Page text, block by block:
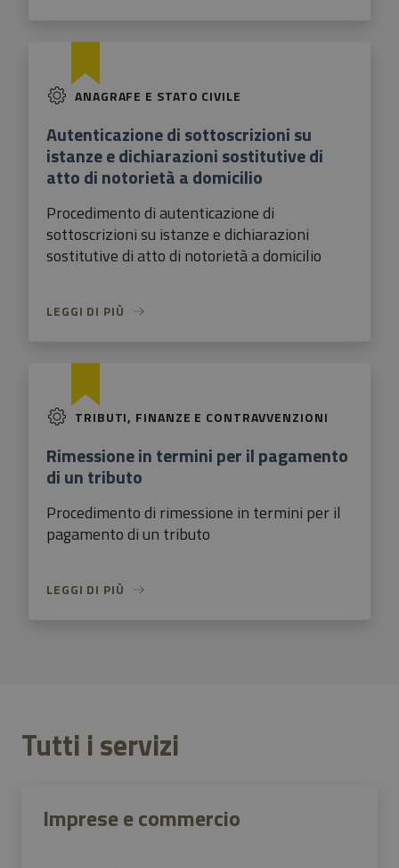
ANAGRAFE E STATO CIVILE
Autenticazione di sottoscrizioni su
istanze e dichiarazioni sostitutive di
atto di notorietà a domicilio
Procedimento di autenticazione di
sottoscrizioni su istanze e dichiarazioni
sostitutive di atto di notorietà a domicilio
LEGGI DI PIÙ
TRIBUTI, FINANZE E CONTRAVVENZIONI
Rimessione in termini per il pagamento
di un tributo
Procedimento di rimessione in termini per il
pagamento di un tributo
LEGGI DI PIÙ
Tutti i servizi
Imprese e commercio